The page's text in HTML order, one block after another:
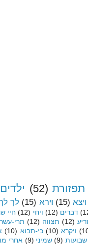
תפזורת (52) ילדים
ויצא (15) וירא (15) לך
דברים (12) ויחי (12) חיי
(12) תצווה (12) תרי-עשר
ויקרא (10) כי-תבוא (10)
שבועות (9) שמיני (9) אחרי